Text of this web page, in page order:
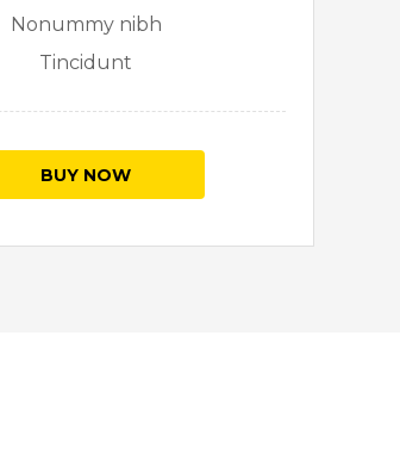
Nonummy nibh
Tincidunt
BUY NOW